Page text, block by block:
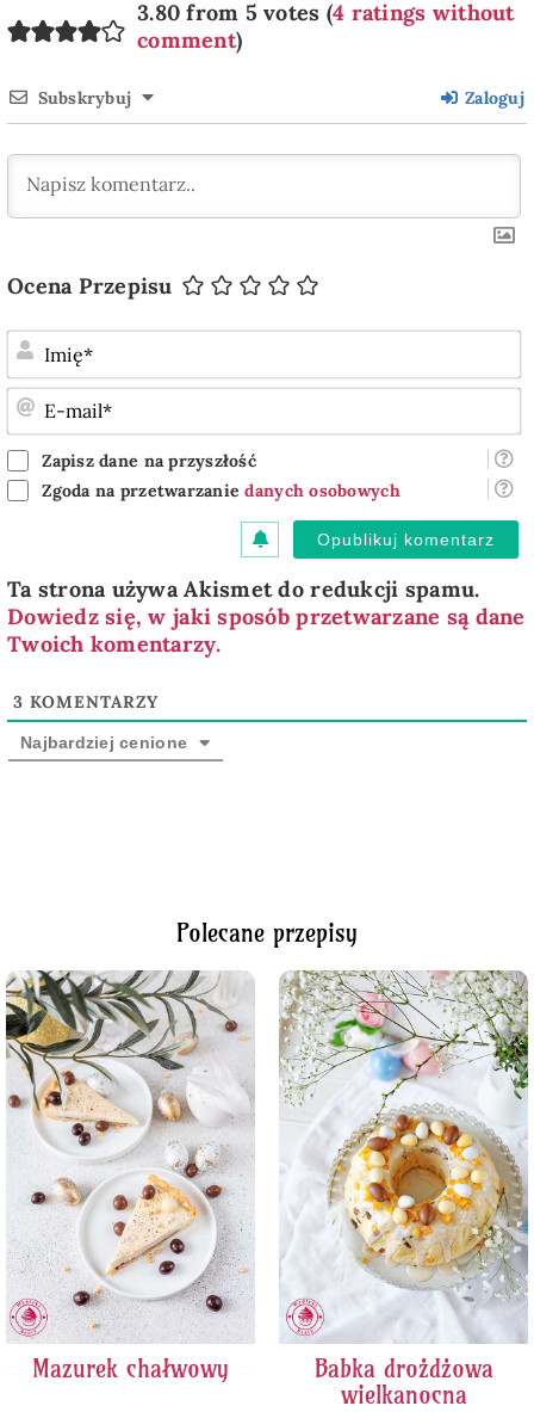
3.80 from 5 votes (4 ratings without
comment)
Subskrybuj Zaloguj
Ocena Przepisu
Zapisz dane na przyszłość
Zgoda na przetwarzaniedanych osobowych
Ta strona używa Akismet do redukcji spamu.
Dowiedz się, w jaki sposób przetwarzane są dane
Twoich komentarzy.
3 KOMENTARZY
Najbardziej cenione
Polecane przepisy
Mazurek chałwowy
Babka drożdżowa
wielkanocna